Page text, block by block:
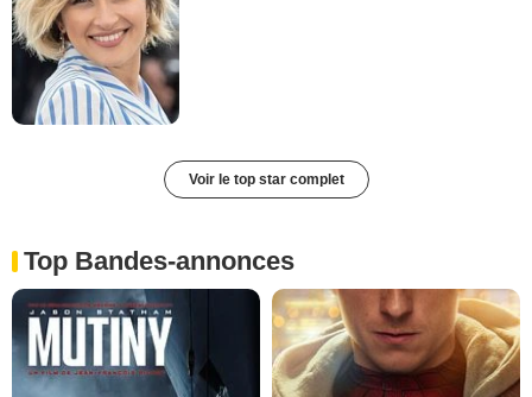
Voir le top star complet
Top Bandes-annonces